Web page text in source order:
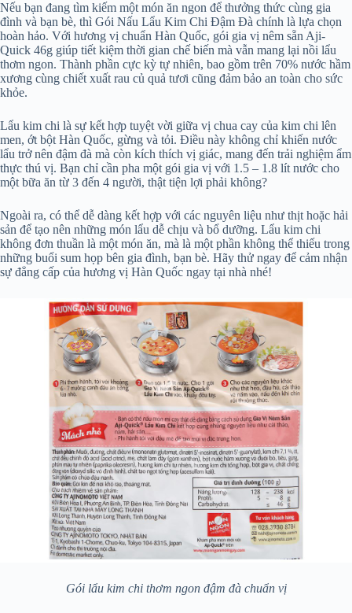
Nếu bạn đang tìm kiếm một món ăn ngon để thưởng thức cùng gia
đình và bạn bè, thì Gói Nấu Lẩu Kim Chi Đậm Đà chính là lựa chọn
hoàn hảo. Với hương vị chuẩn Hàn Quốc, gói gia vị nêm sẵn Aji-
Quick 46g giúp tiết kiệm thời gian chế biến mà vẫn mang lại nồi lẩu
thơm ngon. Thành phần cực kỳ tự nhiên, bao gồm trên 70% nước hầm
xương cùng chiết xuất rau củ quả tươi cũng đảm bảo an toàn cho sức
khỏe.
Lẩu kim chi là sự kết hợp tuyệt vời giữa vị chua cay của kim chi lên
men, ớt bột Hàn Quốc, gừng và tỏi. Điều này không chỉ khiến nước
lẩu trở nên đậm đà mà còn kích thích vị giác, mang đến trải nghiệm ẩm
thực thú vị. Bạn chỉ cần pha một gói gia vị với 1.5 – 1.8 lít nước cho
một bữa ăn từ 3 đến 4 người, thật tiện lợi phải không?
Ngoài ra, có thể dễ dàng kết hợp với các nguyên liệu như thịt hoặc hải
sản để tạo nên những món lẩu dễ chịu và bổ dưỡng. Lẩu kim chi
không đơn thuần là một món ăn, mà là một phần không thể thiếu trong
những buổi sum họp bên gia đình, bạn bè. Hãy thử ngay để cảm nhận
sự đẳng cấp của hương vị Hàn Quốc ngay tại nhà nhé!
Gói lẩu kim chi thơm ngon đậm đà chuẩn vị